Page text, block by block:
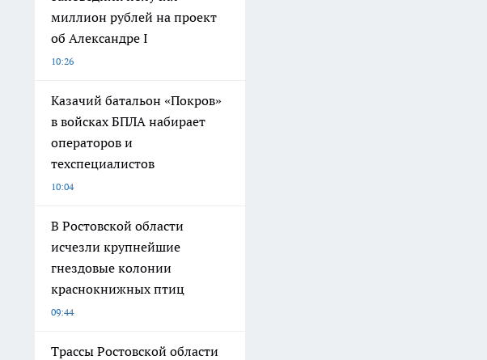
миллион рублей на проект
об Александре I
10:26
Казачий батальон «Покров»
в войсках БПЛА набирает
операторов и
техспециалистов
10:04
В Ростовской области
исчезли крупнейшие
гнездовые колонии
краснокнижных птиц
09:44
Трассы Ростовской области